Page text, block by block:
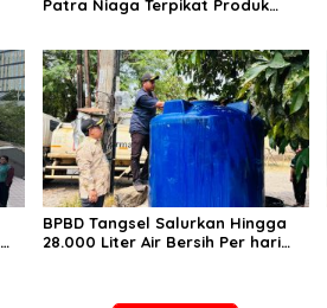
Patra Niaga Terpikat Produk
Keberlanjutan
BPBD Tangsel Salurkan Hingga
28.000 Liter Air Bersih Per hari